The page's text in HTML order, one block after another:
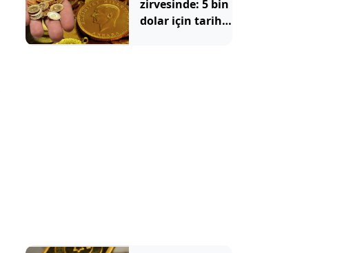
zirvesinde: 5 bin
dolar için tarih